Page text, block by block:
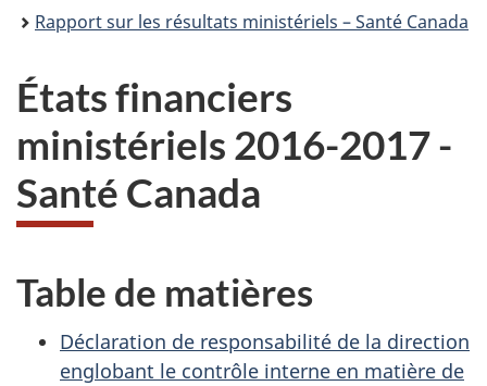
Rapport sur les résultats ministériels – Santé Canada
États financiers
ministériels 2016-2017 -
Santé Canada
Table de matières
Déclaration de responsabilité de la direction
englobant le contrôle interne en matière de